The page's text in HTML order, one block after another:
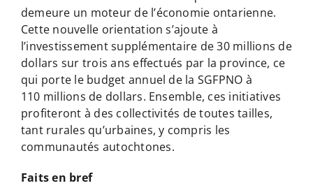
demeure un moteur de l’économie ontarienne.
Cette nouvelle orientation s’ajoute à
l’investissement supplémentaire de 30 millions de
dollars sur trois ans effectués par la province, ce
qui porte le budget annuel de la SGFPNO à
110 millions de dollars. Ensemble, ces initiatives
profiteront à des collectivités de toutes tailles,
tant rurales qu’urbaines, y compris les
communautés autochtones.
Faits en bref